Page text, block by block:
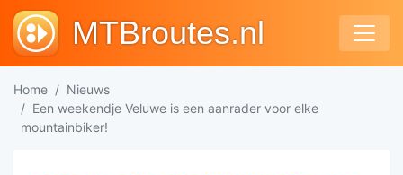
MTBroutes.nl
Home
Nieuws
Een weekendje Veluwe is een aanrader voor elke
mountainbiker!